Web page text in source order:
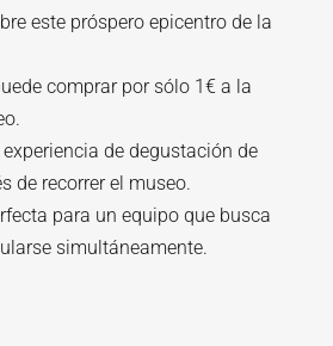
este próspero epicentro de la
comprar por sólo 1€ a la
de degustación de
de recorrer el museo.
para un equipo que busca
simultáneamente.